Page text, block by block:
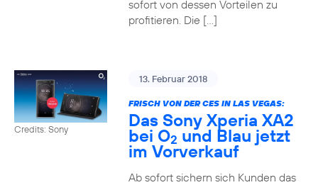
sofort von dessen Vorteilen zu
profitieren. Die […]
Credits: Sony
13. Februar 2018
FRISCH VON DER CES IN LAS VEGAS:
Das Sony Xperia XA2
bei O2 und Blau jetzt
im Vorverkauf
Ab sofort sichern sich Kunden das